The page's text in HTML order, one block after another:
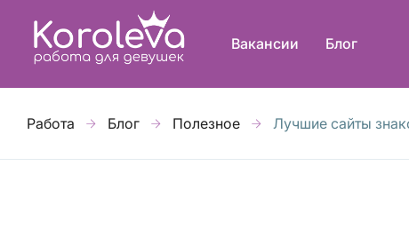
Вакансии Блог
Работа Блог Полезное Лучшие сайты